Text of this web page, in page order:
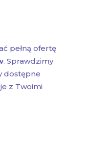
pełną ofertę
. Sprawdzimy
dostępne
z Twoimi